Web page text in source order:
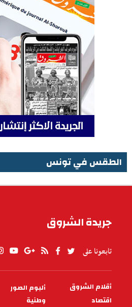
الطقس في تونس
جريدة الشروق
تابعونا على
PIED
DE
أقلام الشروق
ألبوم الصور
اقتصاد
وطنية